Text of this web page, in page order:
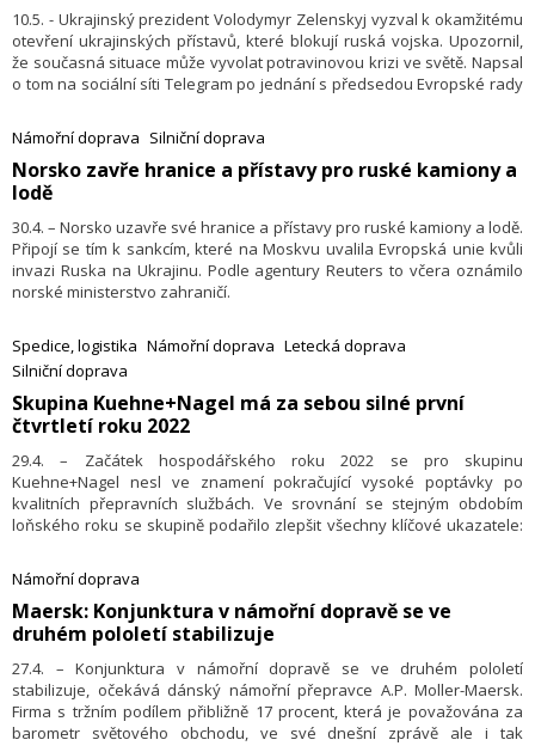
10.5. - Ukrajinský prezident Volodymyr Zelenskyj vyzval k okamžitému
otevření ukrajinských přístavů, které blokují ruská vojska. Upozornil,
že současná situace může vyvolat potravinovou krizi ve světě. Napsal
o tom na sociální síti Telegram po jednání s předsedou Evropské rady
města Oděsa.
Námořní doprava Silniční doprava
​Norsko zavře hranice a přístavy pro ruské kamiony a
lodě
30.4. – Norsko uzavře své hranice a přístavy pro ruské kamiony a lodě.
Připojí se tím k sankcím, které na Moskvu uvalila Evropská unie kvůli
invazi Ruska na Ukrajinu. Podle agentury Reuters to včera oznámilo
norské ministerstvo zahraničí.
Spedice, logistika Námořní doprava Letecká doprava
Silniční doprava
​Skupina Kuehne+Nagel má za sebou silné první
čtvrtletí roku 2022
29.4. – Začátek hospodářského roku 2022 se pro skupinu
Kuehne+Nagel nesl ve znamení pokračující vysoké poptávky po
kvalitních přepravních službách. Ve srovnání se stejným obdobím
loňského roku se skupině podařilo zlepšit všechny klíčové ukazatele:
1,1 miliardy CHF, výnosy o 162 % na 832 milionů CHF a volné cash flow
o téměř 1 miliardu CHF. Konverzní poměr, který vyjadřuje podíl EBIT na
hrubém zisku skupiny, dosáhl 38,1 %.
Námořní doprava
​Maersk: Konjunktura v námořní dopravě se ve
druhém pololetí stabilizuje
27.4. – Konjunktura v námořní dopravě se ve druhém pololetí
stabilizuje, očekává dánský námořní přepravce A.P. Moller-Maersk.
Firma s tržním podílem přibližně 17 procent, která je považována za
barometr světového obchodu, ve své dnešní zprávě ale i tak